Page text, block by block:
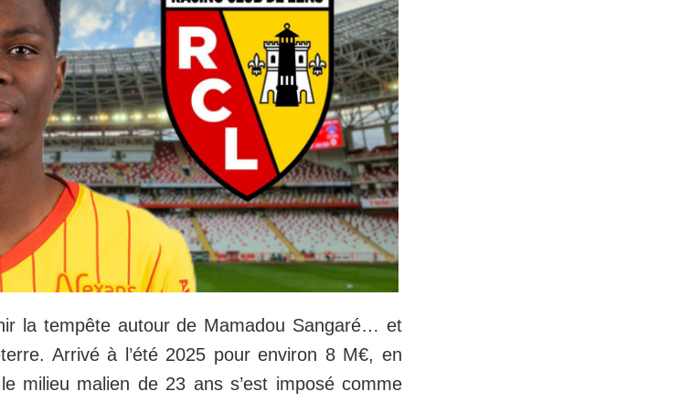
la tempête autour de Mamadou Sangaré… et
Arrivé à l’été 2025 pour environ 8 M€, en
milieu malien de 23 ans s’est imposé comme